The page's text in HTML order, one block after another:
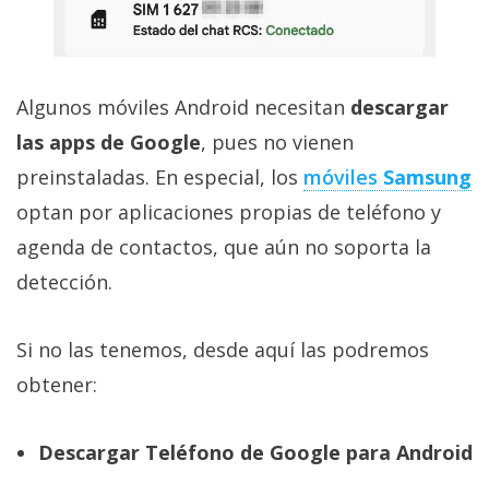
Algunos móviles Android necesitan descargar
las apps de Google, pues no vienen
preinstaladas. En especial, los móviles Samsung
optan por aplicaciones propias de teléfono y
agenda de contactos, que aún no soporta la
detección.
Si no las tenemos, desde aquí las podremos
obtener:
Descargar Teléfono de Google para Android